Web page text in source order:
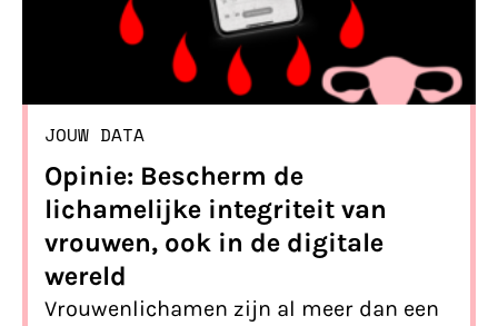
JOUW DATA
Opinie: Bescherm de
lichamelijke integriteit van
vrouwen, ook in de digitale
wereld
Vrouwenlichamen zijn al meer dan een